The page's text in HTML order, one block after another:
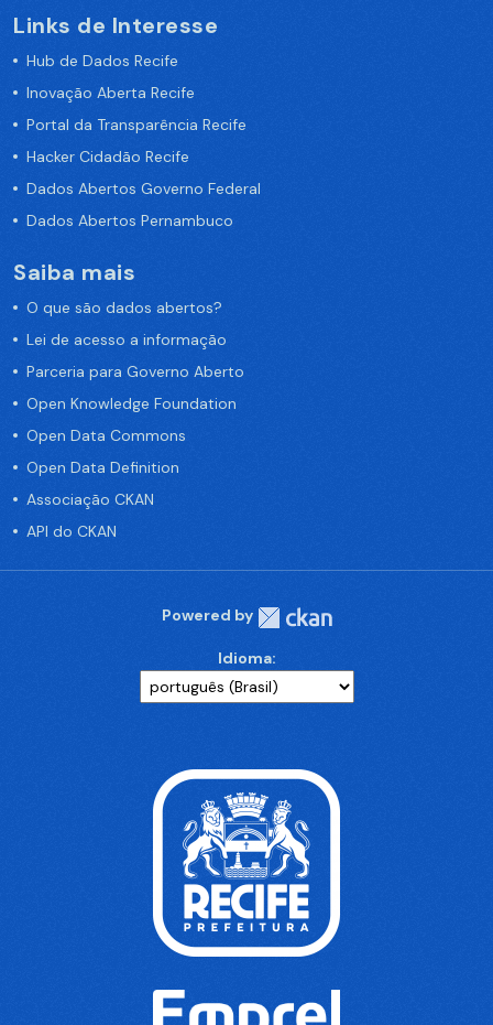
Links de Interesse
Hub de Dados Recife
Inovação Aberta Recife
Portal da Transparência Recife
Hacker Cidadão Recife
Dados Abertos Governo Federal
Dados Abertos Pernambuco
Saiba mais
O que são dados abertos?
Lei de acesso a informação
Parceria para Governo Aberto
Open Knowledge Foundation
Open Data Commons
Open Data Definition
Associação CKAN
API do CKAN
Powered by
Idioma